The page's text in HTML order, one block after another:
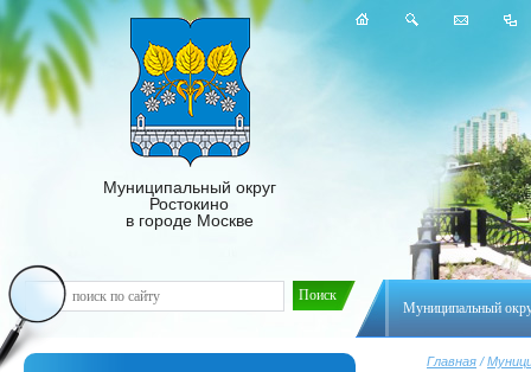
Муниципальный
Муниципальный округ
Ростокино
в городе Москве
Главная /